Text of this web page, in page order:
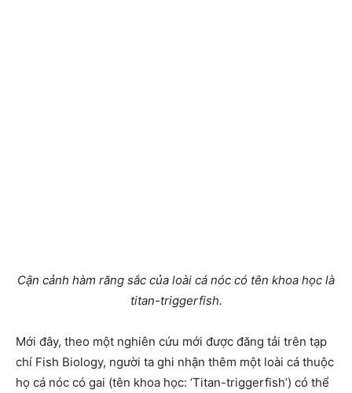
Cận cảnh hàm răng sắc của loài cá nóc có tên khoa học là
titan-triggerfish.
Mới đây, theo một nghiên cứu mới được đăng tải trên tạp
chí Fish Biology, người ta ghi nhận thêm một loài cá thuộc
họ cá nóc có gai (tên khoa học: ‘Titan-triggerfish’) có thể